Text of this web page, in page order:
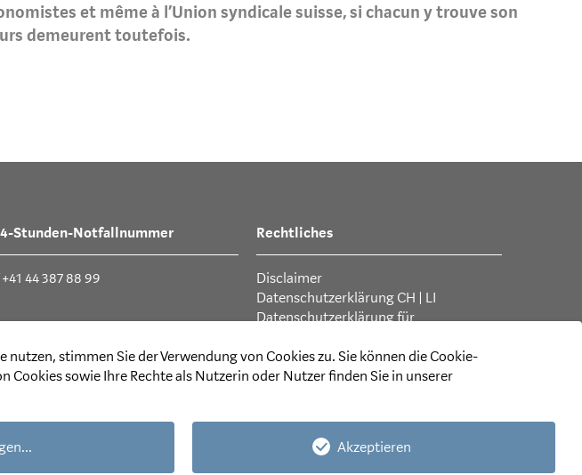
et même à l’Union syndicale suisse, si chacun y trouve son
demeurent toutefois.
Stunden-Notfallnummer
+41 44 387 88 99
Rechtliches
Disclaimer
Datenschutzerklärung CH | LI
Datenschutzerklärung für
Allgemeine Geschäftsbedingungen
stimmen Sie der Verwendung von Cookies zu. Sie können die Cookie-
sowie Ihre Rechte als Nutzerin oder Nutzer finden Sie in unserer
... Akzeptieren